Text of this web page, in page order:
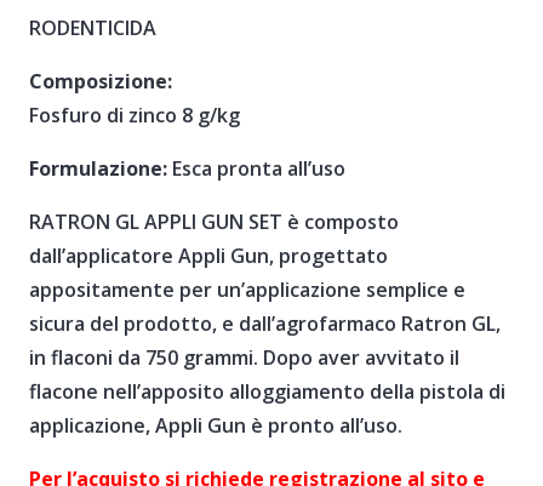
RODENTICIDA
Composizione:
Fosfuro di zinco 8 g/kg
Formulazione: Esca pronta all’uso
RATRON GL APPLI GUN SET è composto
dall’applicatore Appli Gun, progettato
appositamente per un’applicazione semplice e
sicura del prodotto, e dall’agrofarmaco Ratron GL,
in flaconi da 750 grammi. Dopo aver avvitato il
flacone nell’apposito alloggiamento della pistola di
applicazione, Appli Gun è pronto all’uso.
Per l’acquisto si richiede registrazione al sito e